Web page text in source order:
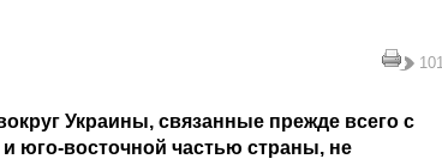
Украины, связанные прежде всего с
юго-восточной частью страны, не